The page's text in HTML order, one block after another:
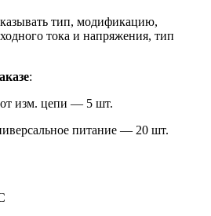
тип, модификацию,
тока и напряжения, тип
:
изм. цепи — 5 шт.
питание — 20 шт.